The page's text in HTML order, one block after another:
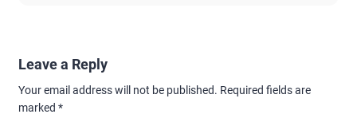
Leave a Reply
Your email address will not be published. Required fields are
marked *